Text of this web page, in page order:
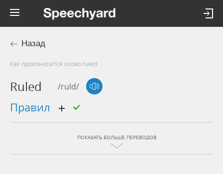
Назад
Как произносится слово ruled
Ruled /ruld/
правил
ПОКАЗАТЬ БОЛЬШЕ ПЕРЕВОДОВ